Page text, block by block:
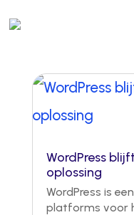
WordPress
oplossing
WordPress is
platforms voor